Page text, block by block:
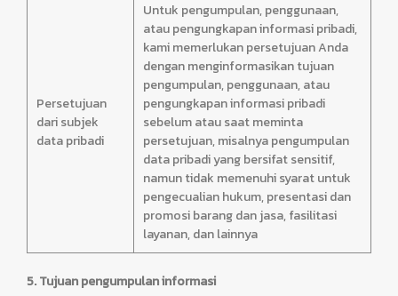
Persetujuan
dari subjek
data pribadi
Untuk pengumpulan, penggunaan,
atau pengungkapan informasi pribadi,
kami memerlukan persetujuan Anda
dengan menginformasikan tujuan
pengumpulan, penggunaan, atau
pengungkapan informasi pribadi
sebelum atau saat meminta
persetujuan, misalnya pengumpulan
data pribadi yang bersifat sensitif,
namun tidak memenuhi syarat untuk
pengecualian hukum, presentasi dan
promosi barang dan jasa, fasilitasi
layanan, dan lainnya
5. Tujuan pengumpulan informasi